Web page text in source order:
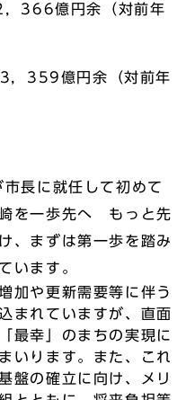
366億円余（対前年
円余（対前年
長に就任して初めて
を一歩先へ もっと先
、まずは第一歩を踏み
います。
加や更新需要等に伴う
まれていますが、直面
最幸」のまちの実現に
いります。また、これ
盤の確立に向け、メリ